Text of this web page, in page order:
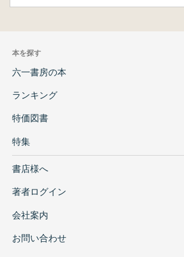
本を探す
六一書房の本
ランキング
特価図書
特集
書店様へ
著者ログイン
会社案内
お問い合わせ